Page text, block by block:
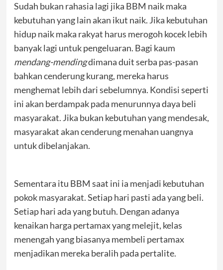
Sudah bukan rahasia lagi jika BBM naik maka
kebutuhan yang lain akan ikut naik. Jika kebutuhan
hidup naik maka rakyat harus merogoh kocek lebih
banyak lagi untuk pengeluaran. Bagi kaum
mendang-mendingdimana duit serba pas-pasan
bahkan cenderung kurang, mereka harus
menghemat lebih dari sebelumnya. Kondisi seperti
ini akan berdampak pada menurunnya daya beli
masyarakat. Jika bukan kebutuhan yang mendesak,
masyarakat akan cenderung menahan uangnya
untuk dibelanjakan.
Sementara itu BBM saat ini ia menjadi kebutuhan
pokok masyarakat. Setiap hari pasti ada yang beli.
Setiap hari ada yang butuh. Dengan adanya
kenaikan harga pertamax yang melejit, kelas
menengah yang biasanya membeli pertamax
menjadikan mereka beralih pada pertalite.